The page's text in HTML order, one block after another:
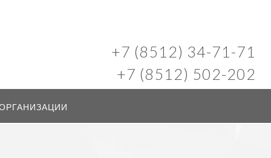
+7 (8512) 34-71-71
+7 (8512) 502-202